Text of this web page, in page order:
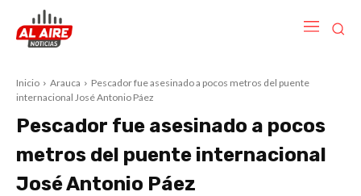
Inicio Arauca
Pescador fue asesinado a pocos metros del puente
internacional José Antonio Páez
Pescador fue asesinado a pocos
metros del puente internacional
José Antonio Páez